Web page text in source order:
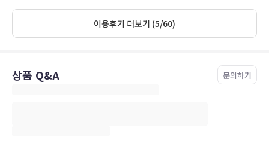
이용후기 더보기 (5/60)
상품 Q&A 문의하기